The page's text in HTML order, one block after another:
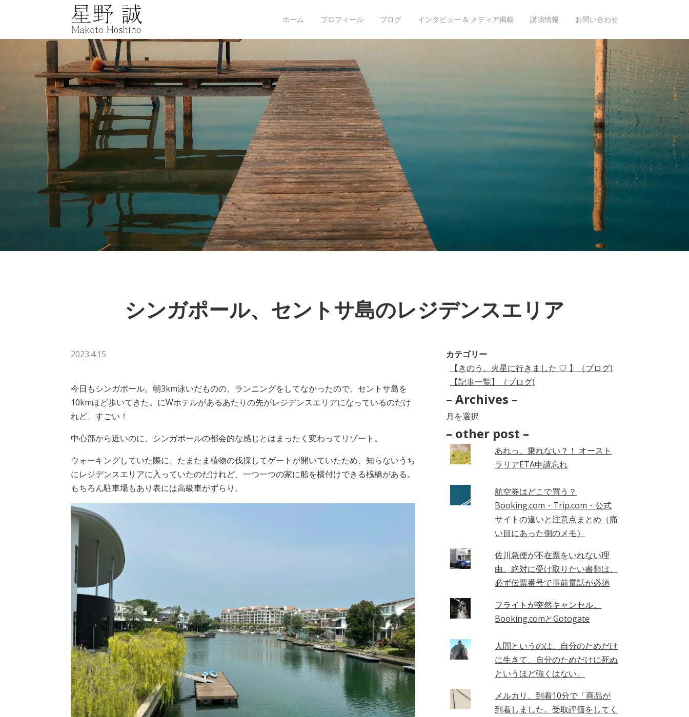
星野誠 makoto hoshino
ホーム プロフィール ブログ インタビュー & メディア掲載 講演情報 お問い合わせ
シンガポール、セントサ島のレジデンスエリア
2023.4.15
今日もシンガポール。朝3km泳いだものの、ランニングをしてなかったので、セントサ島を
10kmほど歩いてきた。にWホテルがあるあたりの先がレジデンスエリアになっているのだけ
れど、すごい！
中心部から近いのに、シンガポールの都会的な感じとはまったく変わってリゾート。
ウォーキングしていた際に、たまたま植物の伐採してゲートが開いていたため、知らないうち
にレジデンスエリアに入っていたのだけれど、一つ一つの家に船を横付けできる桟橋がある。
もちろん駐車場もあり表には高級車がずらり。
カテゴリー
【きのう、火星に行きました ♡ 】（ブログ)
【記事一覧】（ブログ)
– Archives –
–
Archives
– other post –
あれっ、乗れない？！ オースト
ラリアETA申請忘れ
航空券はどこで買う？
Booking.com・Trip.com・公式
サイトの違いと注意点まとめ（痛
い目にあった側のメモ）
佐川急便が不在票をいれない理
由。絶対に受け取りたい書類は、
必ず伝票番号で事前電話が必須
フライトが突然キャンセル。
Booking.comとGotogate
人間というのは、自分のためだけ
に生きて、自分のためだけに死ぬ
というほど強くはない。
メルカリ、到着10分で「商品が
到着しました。受取評価をしてく